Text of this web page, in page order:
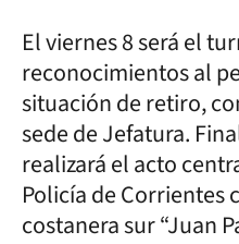
El viernes 8 será el
reconocimientos al
situación de retiro,
sede de Jefatura.
realizará el acto
Policía de Corrientes
costanera sur “Juan